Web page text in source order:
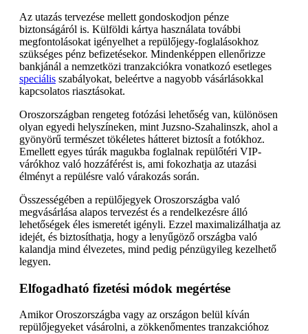
Az utazás tervezése mellett gondoskodjon pénze
biztonságáról is. Külföldi kártya használata további
megfontolásokat igényelhet a repülőjegy-foglalásokhoz
szükséges pénz befizetésekor. Mindenképpen ellenőrizze
bankjánál a nemzetközi tranzakciókra vonatkozó esetleges
speciális szabályokat, beleértve a nagyobb vásárlásokkal
kapcsolatos riasztásokat.
Oroszországban rengeteg fotózási lehetőség van, különösen
olyan egyedi helyszíneken, mint Juzsno-Szahalinszk, ahol a
gyönyörű természet tökéletes hátteret biztosít a fotókhoz.
Emellett egyes túrák magukba foglalnak repülőtéri VIP-
várókhoz való hozzáférést is, ami fokozhatja az utazási
élményt a repülésre való várakozás során.
Összességében a repülőjegyek Oroszországba való
megvásárlása alapos tervezést és a rendelkezésre álló
lehetőségek éles ismeretét igényli. Ezzel maximalizálhatja az
idejét, és biztosíthatja, hogy a lenyűgöző országba való
kalandja mind élvezetes, mind pedig pénzügyileg kezelhető
legyen.
Elfogadható fizetési módok megértése
Amikor Oroszországba vagy az országon belül kíván
repülőjegyeket vásárolni, a zökkenőmentes tranzakcióhoz